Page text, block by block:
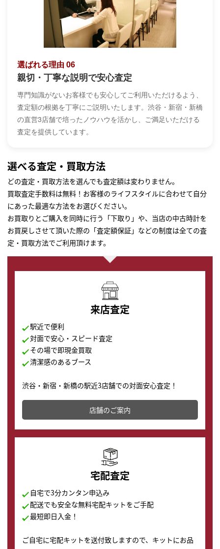
選ばれる理由 06
親切・丁寧な説明で安心査定
専門知識がないお客様でも安心してご利用いただけるよう、
査定額の根拠を丁寧にご説明いたします。渋谷・新宿・新橋
の直営3店舗で培ったノウハウを活かし、ご満足いただける
査定を提供しています。
選べる査定・買取方法
どの査定・買取方法を選んでも査定額は変わりません。
買取査定手数料は無料！お客様のライフスタイルに合わせて自分
にあった最適な方法をお選びください。
お買取りとご購入を同時に行う「下取り」や、当店の中古時計を
お買戻しさせて頂いた際の「査定額保証」などの制度は全ての査
定・買取方法でご利用頂けます。
来店査定
駅近で便利
対面で安心・スピード査定
その場で即現金買取
清潔感のあるブース
渋谷・新宿・新橋の駅近3店舗での対面安心査定！
店舗を併設しており、下取りに出してお得に新しい時計
の購入もできます♪
店舗のご案内
宅配査定
自宅で3分カンタン申込み
配送でも安全な無料宅配キットをご手配
最短即日入金！
ご自宅に宅配キットを送付致しますので、キットにお品